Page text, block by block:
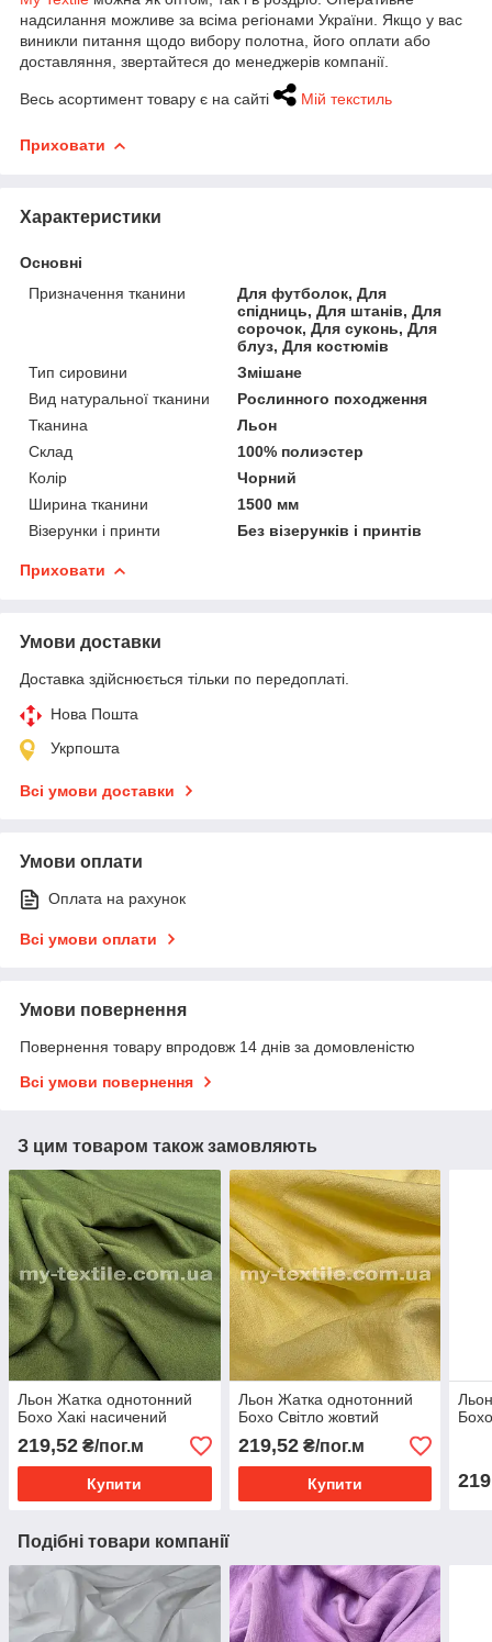
надсилання можливе за всіма регіонами України. Якщо у вас
виникли питання щодо вибору полотна, його оплати або
доставляння, звертайтеся до менеджерів компанії.
Весь асортимент товару є на сайті Мій текстиль
Приховати
Характеристики
Основні
Призначення тканини
Для футболок, Для
спідниць, Для штанів, Для
сорочок, Для суконь, Для
блуз, Для костюмів
Тип сировини
Змішане
Вид натуральної тканини
Рослинного походження
Тканина
Льон
Склад
100% полиэстер
Колір
Чорний
Ширина тканини
1500 мм
Візерунки і принти
Без візерунків і принтів
Приховати
Умови доставки
Доставка здійснюється тільки по передоплаті.
Нова Пошта
Укрпошта
Всі умови доставки
Умови оплати
Оплата на рахунок
Всі умови оплати
Умови повернення
Повернення товару впродовж 14 днів за домовленістю
Всі умови повернення
З цим товаром також замовляють
Льон Жатка однотонний
Бохо Хакі насичений
219,52 ₴/пог.м
Купити
Льон Жатка однотонний
Бохо Світло жовтий
219,52₴/пог.м
Купити
Подібні товари компанії